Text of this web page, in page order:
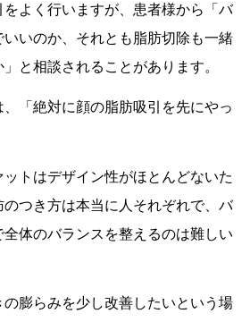
よく行いますが、患者様から「バ
いのか、それとも脂肪切除も一緒
と相談されることがあります。
「絶対に顔の脂肪吸引を先にやっ
トはデザイン性がほとんどないた
つき方は本当に人それぞれで、バ
体のバランスを整えるのは難しい
の膨らみを少し改善したいという場